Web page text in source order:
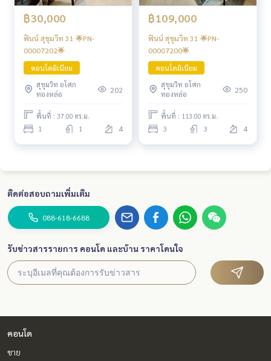
฿30,000
ฟินน์ สุขุมวิท 31 🌟PN-
00007202🌟
คอนโดมิเนียม
สุขุมวิท อโศก
ทองหล่อ
202
พื้นที่ : 37.00 ตร.ม.
1 1 4
฿109,000
ฟินน์ สุขุมวิท 31 🌟PN-
00007200🌟
คอนโดมิเนียม
สุขุมวิท อโศก
ทองหล่อ
250
พื้นที่ : 113.00 ตร.ม.
3 3 4
ติดต่อสอบถามเพิ่มเติม
088-618-6688
รับข่าวสารรายการ คอนโด และบ้าน ราคาโดนใจ
คอนโด
ขาย